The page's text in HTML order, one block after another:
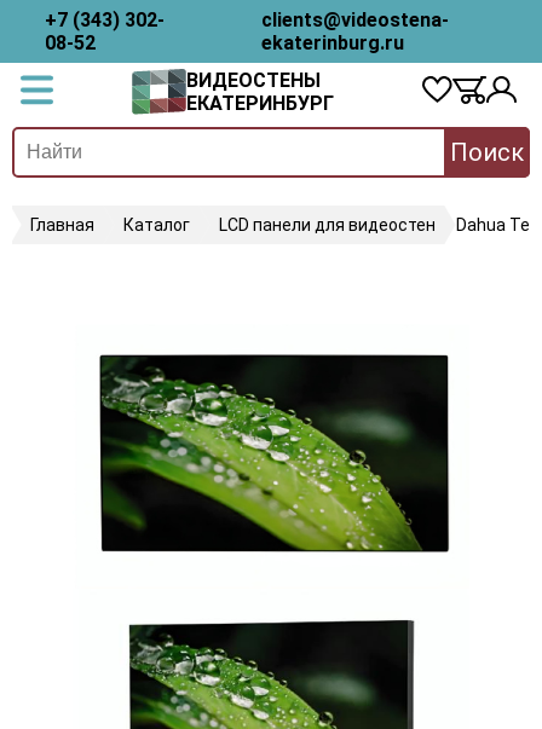
+7 (343) 302-
08-52
clients@videostena-
ekaterinburg.ru
ВИДЕОСТЕНЫ
ЕКАТЕРИНБУРГ
Поиск
Главная Каталог LCD панели для видеостен Dahua